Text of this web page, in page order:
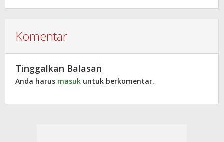
Komentar
Tinggalkan Balasan
Anda harus masuk untuk berkomentar.